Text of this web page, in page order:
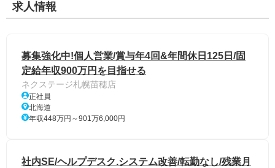
求人情報
募集強化中!個人営業/賞与年4回&年間休日125日/固
定給年収900万円を目指せる
ネクステージ札幌苗穂店
正社員
北海道
年収448万円～901万6,000円
社内SE/ヘルプデスク.システム改善/転勤なし/残業月